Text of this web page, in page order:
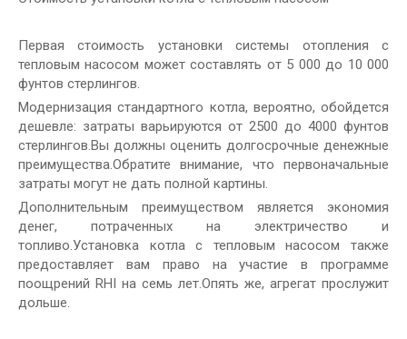
Первая стоимость установки системы отопления с
тепловым насосом может составлять от 5 000 до 10 000
фунтов стерлингов.
Модернизация стандартного котла, вероятно, обойдется
дешевле: затраты варьируются от 2500 до 4000 фунтов
стерлингов.Вы должны оценить долгосрочные денежные
преимущества.Обратите внимание, что первоначальные
затраты могут не дать полной картины.
Дополнительным преимуществом является экономия
денег, потраченных на электричество и
топливо.Установка котла с тепловым насосом также
предоставляет вам право на участие в программе
поощрений RHI на семь лет.Опять же, агрегат прослужит
дольше.